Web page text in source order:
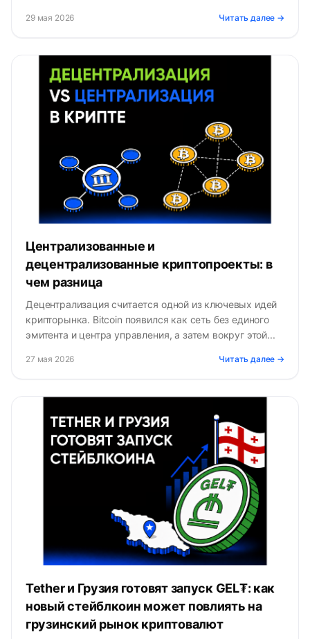
29 мая 2026 Читать далее →
Централизованные и
децентрализованные криптопроекты: в
чем разница
Децентрализация считается одной из ключевых идей
крипторынка. Bitcoin появился как сеть без единого
эмитента и центра управления, а затем вокруг этой...
27 мая 2026 Читать далее →
Tether и Грузия готовят запуск GEL₮: как
новый стейблкоин может повлиять на
грузинский рынок криптовалют